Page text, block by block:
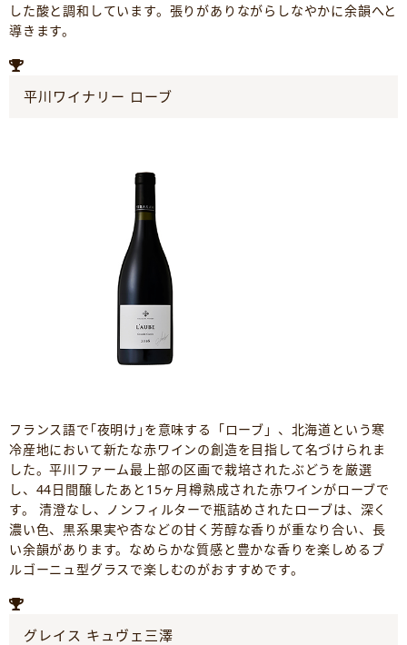
した酸と調和しています。張りがありながらしなやかに余韻へと
導きます。
平川ワイナリー ローブ
フランス語で｢夜明け｣を意味する「ローブ」、北海道という寒
冷産地において新たな赤ワインの創造を目指して名づけられま
した。平川ファーム最上部の区画で栽培されたぶどうを厳選
し、44日間醸したあと15ヶ月樽熟成された赤ワインがローブで
す。 清澄なし、ノンフィルターで瓶詰めされたローブは、深く
濃い色、黒系果実や杏などの甘く芳醇な香りが重なり合い、長
い余韻があります。なめらかな質感と豊かな香りを楽しめるブ
ルゴーニュ型グラスで楽しむのがおすすめです。
グレイス キュヴェ三澤